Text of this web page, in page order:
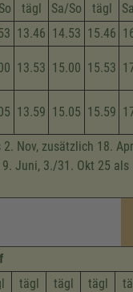
tägl Sa/So tägl
13.46 14.53 15.46
13.53 15.00 15.53
13.59 15.05 15.59
Nov, zusätzlich 18.
Juni, 3./31. Okt 25 als
tägl tägl tägl